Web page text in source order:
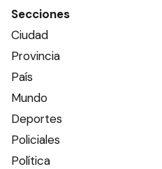
Secciones
Ciudad
Provincia
País
Mundo
Deportes
Policiales
Política